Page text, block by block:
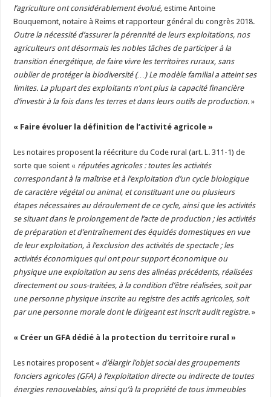
l’agriculture ont considérablement évolué, estime Antoine
Bouquemont, notaire à Reims et rapporteur général du congrès 2018.
Outre la nécessité d’assurer la pérennité de leurs exploitations, nos
agriculteurs ont désormais les nobles tâches de participer à la
transition énergétique, de faire vivre les territoires ruraux, sans
oublier de protéger la biodiversité (…) Le modèle familial a atteint ses
limites. La plupart des exploitants n’ont plus la capacité financière
d’investir à la fois dans les terres et dans leurs outils de production.»
« Faire évoluer la définition de l’activité agricole »
Les notaires proposent la réécriture du Code rural (art. L. 311-1) de
sorte que soient « réputées agricoles : toutes les activités
correspondant à la maîtrise et à l’exploitation d’un cycle biologique
de caractère végétal ou animal, et constituant une ou plusieurs
étapes nécessaires au déroulement de ce cycle, ainsi que les activités
se situant dans le prolongement de l’acte de production ; les activités
de préparation et d’entraînement des équidés domestiques en vue
de leur exploitation, à l’exclusion des activités de spectacle ; les
activités économiques qui ont pour support économique ou
physique une exploitation au sens des alinéas précédents, réalisées
directement ou sous-traitées, à la condition d’être réalisées, soit par
une personne physique inscrite au registre des actifs agricoles, soit
par une personne morale dont le dirigeant est inscrit audit registre.»
« Créer un GFA dédié à la protection du territoire rural »
Les notaires proposent « d’élargir l’objet social des groupements
fonciers agricoles (GFA) à l’exploitation directe ou indirecte de toutes
énergies renouvelables, ainsi qu’à la propriété de tous immeubles